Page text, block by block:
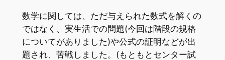
数学に関しては、ただ与えられた数式を解くの
ではなく、実生活での問題(今回は階段の規格
についてがありました)や公式の証明などが出
題され、苦戦しました。(もともとセンター試